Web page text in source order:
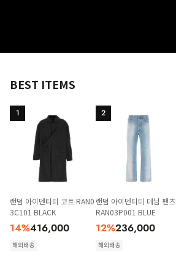
BEST ITEMS
1
랜덤 아이덴티티 코트 RAN0
3C101 BLACK
14%416,000
해외배송
2
랜덤 아이덴티티 데님 팬츠
RAN03P001 BLUE
12%236,000
해외배송